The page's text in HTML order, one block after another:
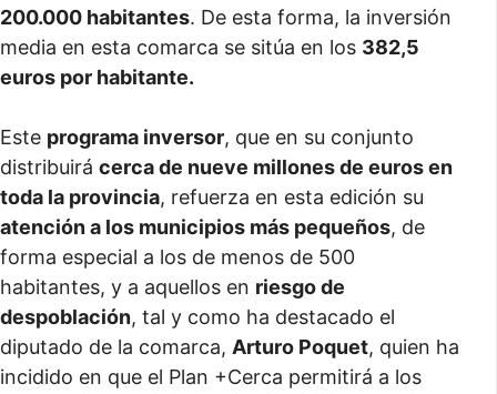
200.000 habitantes. De esta forma, la inversión
media en esta comarca se sitúa en los 382,5
euros por habitante.
Este programa inversor, que en su conjunto
distribuirá cerca de nueve millones de euros en
toda la provincia, refuerza en esta edición su
atención a los municipios más pequeños, de
forma especial a los de menos de 500
habitantes, y a aquellos en riesgo de
despoblación, tal y como ha destacado el
diputado de la comarca, Arturo Poquet, quien ha
incidido en que el Plan +Cerca permitirá a los